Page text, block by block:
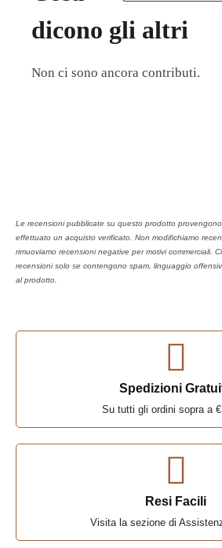
dicono gli altri
Non ci sono ancora contributi.
Le recensioni pubblicate su questo prodotto
effettuato un acquisto verificato. Non modifichiamo
rimuoviamo recensioni negative per motivi commerciali.
recensioni solo se contengono spam, linguaggio
al prodotto.
Spedizioni
Su tutti gli ordini sopra a
Resi Facili
Visita la sezione di